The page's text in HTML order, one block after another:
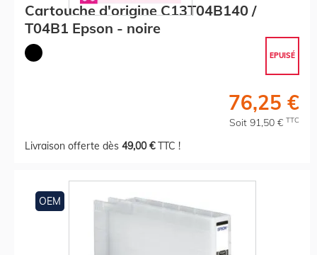
Cartouche d'origine C13T04B140 /
T04B1 Epson - noire
EPUISÉ
76,25 €
Soit 91,50 € TTC
Livraison offerte dès 49,00 €TTC !
OEM